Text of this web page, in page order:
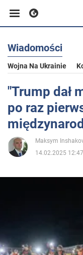
Biznes
Sport
Rozrywka
Życie
Wojna na Ukrainie
Wiadomości
Wojna Na Ukrainie
"Trump dał
po raz
Maksym
14.02.2025 12:47